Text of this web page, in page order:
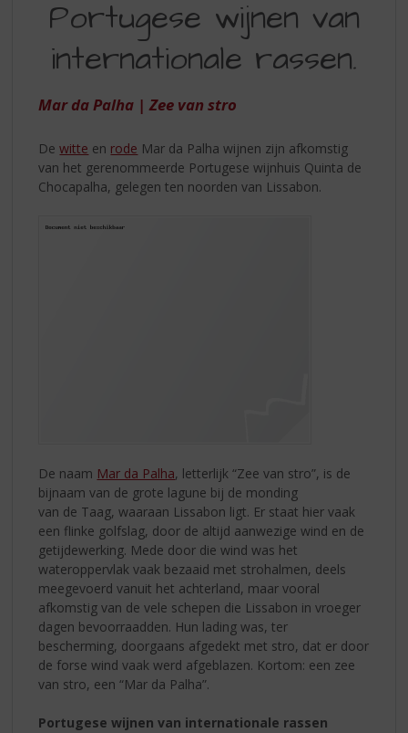
WIJNEN
VAN
RASSEN
Portugese wijnen van
internationale rassen.
Mar da Palha | Zee van stro
Dewitte en rode Mar da Palha wijnen zijn afkomstig
van het gerenommeerde Portugese wijnhuis Quinta de
Chocapalha, gelegen ten noorden van Lissabon.
De naam Mar da Palha, letterlijk “Zee van stro”, is de
bijnaam van de grote lagune bij de monding
van de Taag, waaraan Lissabon ligt. Er staat hier vaak
een flinke golfslag, door de altijd aanwezige wind en de
getijdewerking. Mede door die wind was het
wateroppervlak vaak bezaaid met strohalmen, deels
meegevoerd vanuit het achterland, maar vooral
afkomstig van de vele schepen die Lissabon in vroeger
dagen bevoorraadden. Hun lading was, ter
bescherming, doorgaans afgedekt met stro, dat er door
de forse wind vaak werd afgeblazen. Kortom: een zee
van stro, een “Mar da Palha”.
Portugese wijnen van internationale rassen